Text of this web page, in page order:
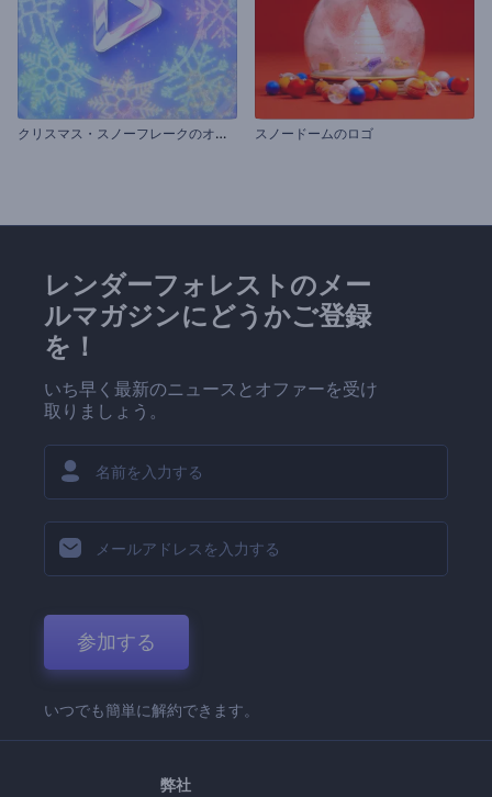
ク
リスマス・スノーフレークのオープニング動画 スノードームのロゴ
レンダーフォレストのメー
ルマガジンにどうかご登録
を！
いち早く最新のニュースとオファーを受け
取りましょう。
参加する
いつでも簡単に解約できます。
弊社